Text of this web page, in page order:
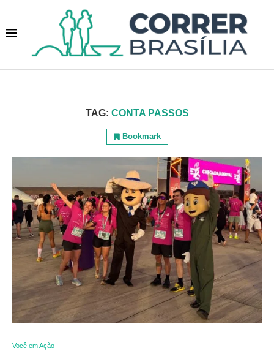
TAG: CONTA PASSOS
Bookmark
Você em Ação